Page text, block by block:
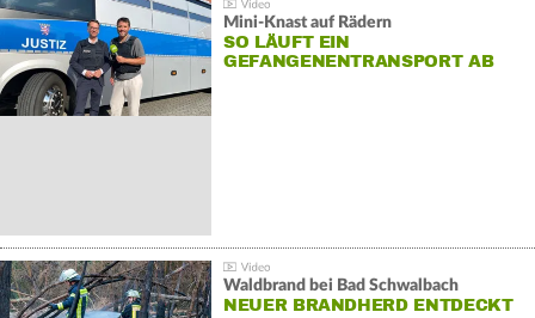
Mini-Knast auf Rädern
SO LÄUFT EIN
GEFANGENENTRANSPORT AB
Waldbrand bei Bad Schwalbach
NEUER BRANDHERD ENTDECKT